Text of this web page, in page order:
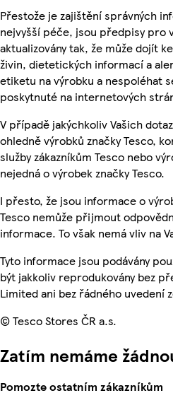
Přestože je zajištění správných
nejvyšší péče, jsou předpisy pro
aktualizovány tak, že může dojít
živin, dietetických informací a
etiketu na výrobku a nespoléhat
poskytnuté na internetových
V případě jakýchkoliv Vašich
ohledně výrobků značky Tesco,
služby zákazníkům Tesco nebo
nejedná o výrobek značky Tesco.
I přesto, že jsou informace o
Tesco nemůže přijmout
informace. To však nemá vliv na
Tyto informace jsou podávány
být jakkoliv reprodukovány bez
Limited ani bez řádného uvedení
© Tesco Stores ČR a.s.
Zatím nemáme
Pomozte ostatním zákazníkům